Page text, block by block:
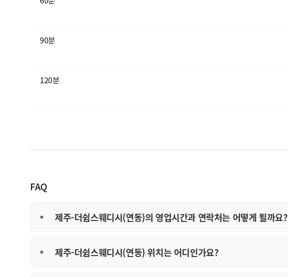
90분
120분
FAQ
제주-더쉼스웨디시(연동)의 영업시간과 연락처는 어떻게 될까요?
제주-더쉼스웨디시(연동) 위치는 어디인가요?